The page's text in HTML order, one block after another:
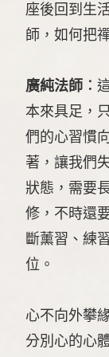
座後回到生
師，如何把
廣純法師︰
本來具足，
們的心習慣
著，讓我們
狀態，需要
修，不時還
斷薰習、練
位。
心不向外攀
分別心的心